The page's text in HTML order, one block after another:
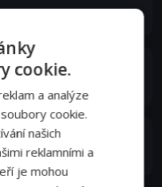
cookie.
a analýze
cookie.
našich
reklamními a
je mohou